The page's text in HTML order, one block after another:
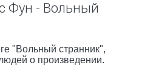
Фун - Вольный
"Вольный странник",
о произведении.